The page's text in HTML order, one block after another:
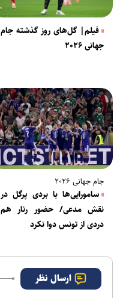
فیلم| گل‌های روز گذشته جام
جهانی ۲۰۲۶
جام جهانی ۲۰۲۶
سامورایی‌ها با بردی پرگل در
نقش مدعی/ حضور رنار هم
دردی از تونس دوا نکرد
ارسال نظر